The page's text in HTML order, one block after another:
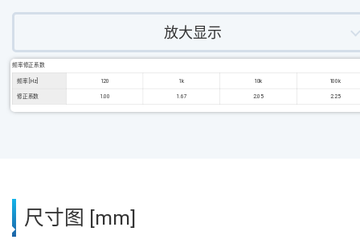
放大显示
频率修正系数
频率 [Hz] 120 1k 10k 100k
修正系数 1.00 1.67 2.05 2.25
尺寸图 [mm]